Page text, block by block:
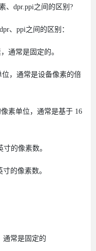
、dpr.ppi之间的区别?
、ppi之间的区别：
通常是固定的。
位，通常是设备像素的倍
素单位，通常是基于 16
的像素数。
的像素数。
通常是固定的